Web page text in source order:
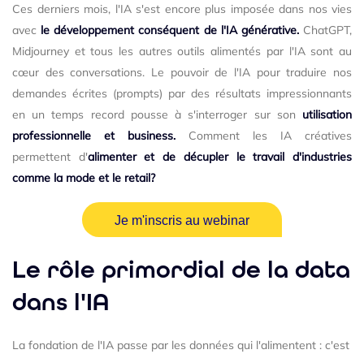
Ces derniers mois, l'IA s'est encore plus imposée dans nos vies
avec le développement conséquent de l'IA générative.ChatGPT,
Midjourney et tous les autres outils alimentés par l'IA sont au
cœur des conversations. Le pouvoir de l'IA pour traduire nos
demandes écrites (prompts) par des résultats impressionnants
en un temps record pousse à s'interroger sur son utilisation
professionnelle et business. Comment les IA créatives
permettent d'alimenter et de décupler le travail d'industries
comme la mode et le retail?
Je m'inscris au webinar
Le rôle primordial de la data
dans l'IA
La fondation de l'IA passe par les données qui l'alimentent : c'est